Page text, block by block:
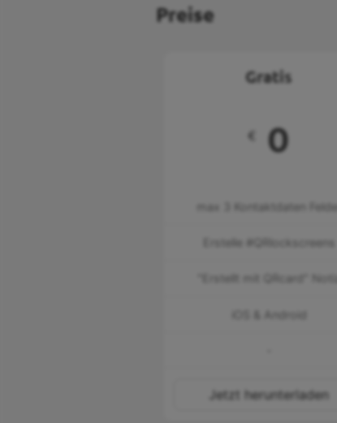
Preise
Gratis
€ 0
max 3 Kontaktdaten Felder
Erstelle #QRlockscreens
"Erstellt mit QRcard" Notiz
Jetzt herunterladen